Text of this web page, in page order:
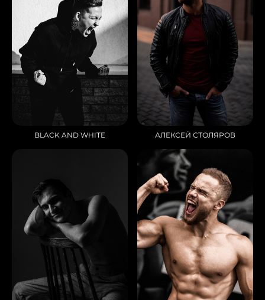
BLACK AND WHITE АЛЕКСЕЙ СТОЛЯРОВ